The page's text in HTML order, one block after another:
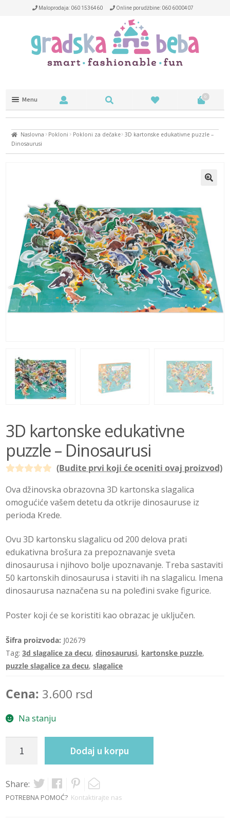
Maloprodaja: 060 1536460 Online porudžbine: 060 6000407
0
Menu
Trotineti i kacige
NA OTVORENOM
HRANJENJE
BEBE
IGRAČKE
BRENDOVI
AKCIJA
Naslovna Pokloni Pokloni za dečake 3D kartonske edukativne puzzle –
Dinosaurusi
3D kartonske edukativne
puzzle – Dinosaurusi
c
e
n
e
n
o
0
o
(Budite prvi koji će oceniti ovaj proizvod)
Ova džinovska obrazovna 3D kartonska slagalica
omogućiće vašem detetu da otkrije dinosauruse iz
perioda Krede.
Ovu 3D kartonsku slagalicu od 200 delova prati
edukativna brošura za prepoznavanje sveta
dinosaurusa i njihovo bolje upoznavanje. Treba sastaviti
50 kartonskih dinosaurusa i staviti ih na slagalicu. Imena
dinosaurusa naznačena su na poleđini svake figurice.
Poster koji će se koristiti kao obrazac je uključen.
Šifra proizvoda: J02679
Tag:3d slagalice za decu,dinosaurusi, kartonske puzzle,
puzzle slagalice za decu,slagalice
Cena: 3.600 rsd
Na stanju
kartonske
edukativne
puzzle
-
Dodaj u korpu
Share:
POTREBNA POMOĆ? Kontaktirajte nas